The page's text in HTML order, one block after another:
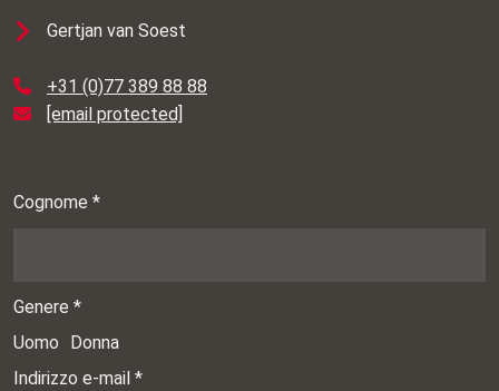
Gertjan van Soest
+31 (0)77 389 88 88
[email protected]